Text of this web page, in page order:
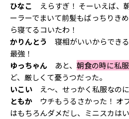
ひなこ えらすぎ！ そーいえば、
ーラーでまいて前髪もばっちりきめ
ら寝てるコいたわ！
かりんとう
寝相がいいからでき
最強！
ゆっちゃん あと、 朝食の時に私
ど、厳しくて憂うつだった。
いこい え～、せっかく私服なのに
ともか ウチもうるさかった！ オ
はもちろんダメだし、ミニスカは